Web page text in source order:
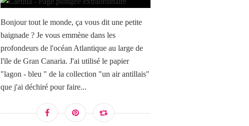
Bonjour tout le monde, ça vous dit une petite
baignade ? Je vous emmène dans les
profondeurs de l'océan Atlantique au large de
l'ïle de Gran Canaria. J'ai utilisé le papier
"lagon - bleu " de la collection "un air antillais"
que j'ai déchiré pour faire...